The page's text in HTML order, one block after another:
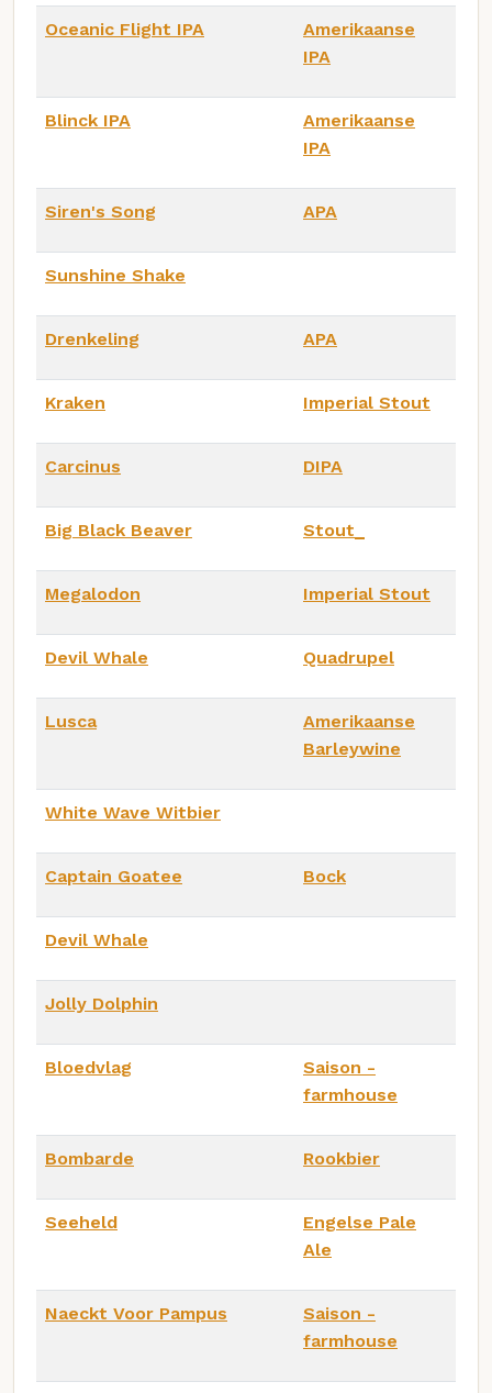
Oceanic Flight IPA
Amerikaanse
IPA
Blinck IPA
Amerikaanse
IPA
Siren's Song APA
Sunshine Shake
Drenkeling APA
Kraken Imperial Stout
Carcinus DIPA
Big Black Beaver Stout_
Megalodon Imperial Stout
Devil Whale Quadrupel
Lusca
Amerikaanse
Barleywine
White Wave Witbier
Captain Goatee Bock
Devil Whale
Jolly Dolphin
Bloedvlag
Saison -
farmhouse
Bombarde Rookbier
Seeheld
Engelse Pale
Ale
Naeckt Voor Pampus
Saison -
farmhouse